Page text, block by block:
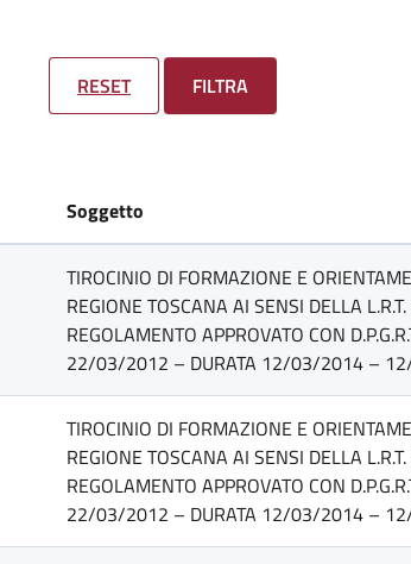
RESET FILTRA
Soggetto
TIROCINIO DI FORMAZIONE E
REGIONE TOSCANA AI SENSI DELLA
REGOLAMENTO APPROVATO CON
22/03/2012 – DURATA 12/03/2014 –
TIROCINIO DI FORMAZIONE E
REGIONE TOSCANA AI SENSI DELLA
REGOLAMENTO APPROVATO CON
22/03/2012 – DURATA 12/03/2014 –